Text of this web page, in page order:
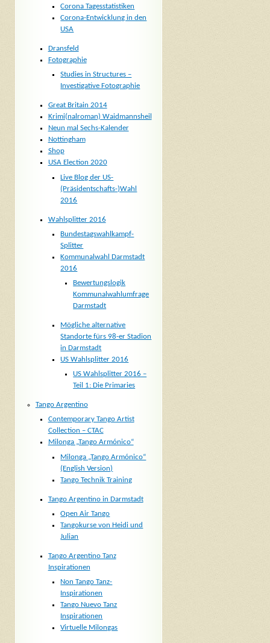
Corona Tagesstatistiken
Corona-Entwicklung in den
USA
Dransfeld
Fotographie
Studies in Structures –
Investigative Fotographie
Great Britain 2014
Krimi(nalroman) Waidmannsheil
Neun mal Sechs-Kalender
Nottingham
Shop
USA Election 2020
Live Blog der US-
(Präsidentschafts-)Wahl
2016
Wahlsplitter 2016
Bundestagswahlkampf-
Splitter
Kommunalwahl Darmstadt
2016
Bewertungslogik
Kommunalwahlumfrage
Darmstadt
Mögliche alternative
Standorte fürs 98-er Stadion
in Darmstadt
US Wahlsplitter 2016
US Wahlsplitter 2016 –
Teil 1: Die Primaries
Tango Argentino
Contemporary Tango Artist
Collection – CTAC
Milonga „Tango Armónico“
Milonga „Tango Armónico“
(English Version)
Tango Technik Training
Tango Argentino in Darmstadt
Open Air Tango
Tangokurse von Heidi und
Julian
Tango Argentino Tanz
Inspirationen
Non Tango Tanz-
Inspirationen
Tango Nuevo Tanz
Inspirationen
Virtuelle Milongas